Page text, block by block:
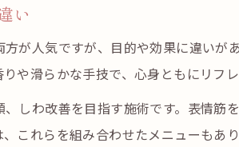
表情筋を鍛えるエステの効果的な流
い
が人気ですが、目的や効果に違い
や滑らかな手技で、心身ともにリフレ
しわ改善を目指す施術です。表情
これらを組み合わせたメニューもあ